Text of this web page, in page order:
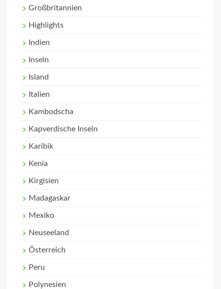
Großbritannien
Highlights
Indien
Inseln
Island
Italien
Kambodscha
Kapverdische Inseln
Karibik
Kenia
Kirgisien
Madagaskar
Mexiko
Neuseeland
Österreich
Peru
Polynesien